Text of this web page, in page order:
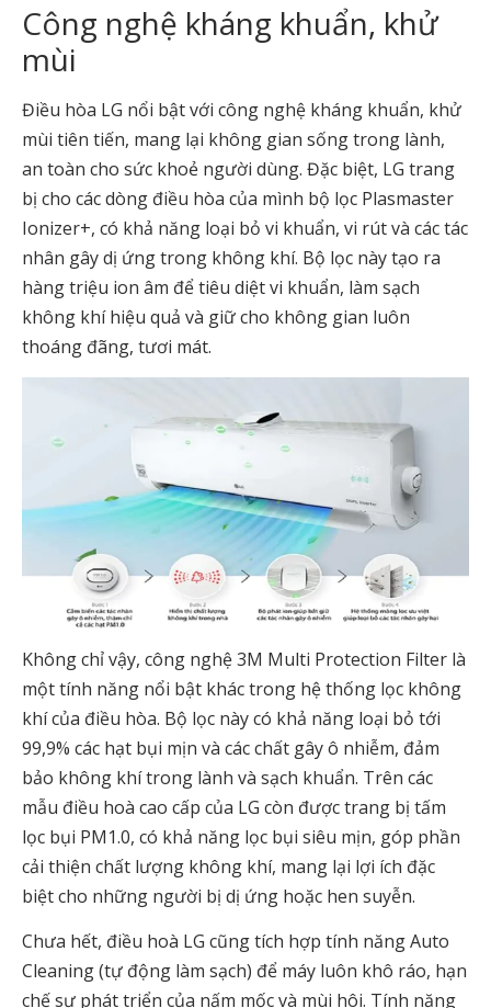
Công nghệ kháng khuẩn, khử
mùi
Điều hòa LG nổi bật với công nghệ kháng khuẩn, khử
mùi tiên tiến, mang lại không gian sống trong lành,
an toàn cho sức khoẻ người dùng. Đặc biệt, LG trang
bị cho các dòng điều hòa của mình bộ lọc Plasmaster
Ionizer+, có khả năng loại bỏ vi khuẩn, vi rút và các tác
nhân gây dị ứng trong không khí. Bộ lọc này tạo ra
hàng triệu ion âm để tiêu diệt vi khuẩn, làm sạch
không khí hiệu quả và giữ cho không gian luôn
thoáng đãng, tươi mát.
Không chỉ vậy, công nghệ 3M Multi Protection Filter là
một tính năng nổi bật khác trong hệ thống lọc không
khí của điều hòa. Bộ lọc này có khả năng loại bỏ tới
99,9% các hạt bụi mịn và các chất gây ô nhiễm, đảm
bảo không khí trong lành và sạch khuẩn. Trên các
mẫu điều hoà cao cấp của LG còn được trang bị tấm
lọc bụi PM1.0, có khả năng lọc bụi siêu mịn, góp phần
cải thiện chất lượng không khí, mang lại lợi ích đặc
biệt cho những người bị dị ứng hoặc hen suyễn.
Chưa hết, điều hoà LG cũng tích hợp tính năng Auto
Cleaning (tự động làm sạch) để máy luôn khô ráo, hạn
chế sự phát triển của nấm mốc và mùi hôi. Tính năng